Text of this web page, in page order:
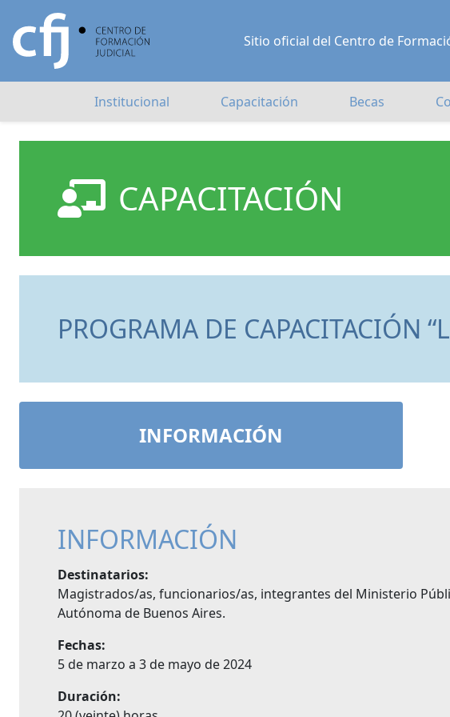
Sitio oficial del Centro de
Institucional Capacitación Becas
CAPACITACIÓN
PROGRAMA DE CAPACITACIÓN
INFORMACIÓN
INFORMACIÓN
Destinatarios:
Magistrados/as, funcionarios/as, integrantes del Ministerio
Autónoma de Buenos Aires.
Fechas:
5 de marzo a 3 de mayo de 2024
Duración: